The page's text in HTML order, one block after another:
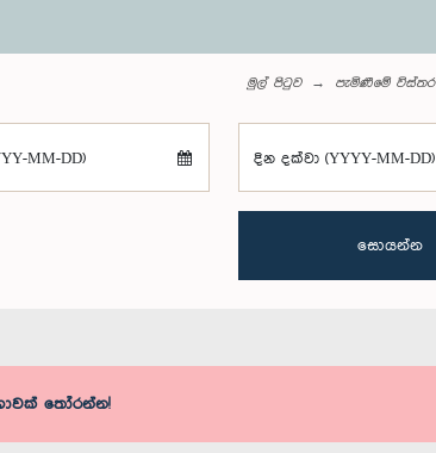
මුල් පිටුව පැමිණීමේ විස්තර
MM-DD) දින දක්වා (YYYY-MM-DD)
සොයන්න
තෝරන්න!